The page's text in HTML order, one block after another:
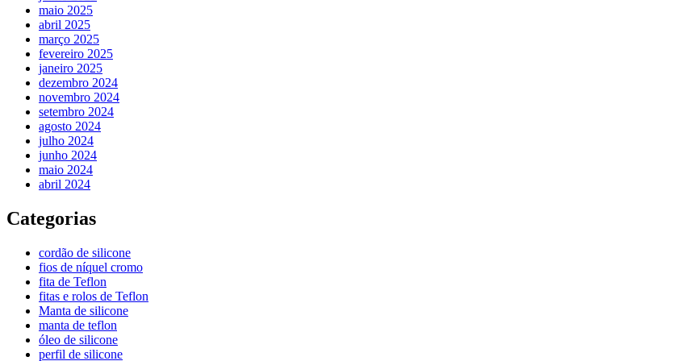
maio 2025
abril 2025
março 2025
fevereiro 2025
janeiro 2025
dezembro 2024
novembro 2024
setembro 2024
agosto 2024
julho 2024
junho 2024
maio 2024
abril 2024
Categorias
cordão de silicone
fios de níquel cromo
fita de Teflon
fitas e rolos de Teflon
Manta de silicone
manta de teflon
óleo de silicone
perfil de silicone